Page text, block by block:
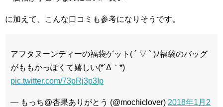
に加えて、こんな口コミも参考になりそうです。
アフタヌーンティーの福袋ゲット( ´ ▽ ` )ﾉ福袋のバッグ
がももかっぽくて嬉しい(*´Δ｀*)
pic.twitter.com/73pRj3p3Ip
— もっち@杏果ありがとう (@mochiclover) 2018年1月2